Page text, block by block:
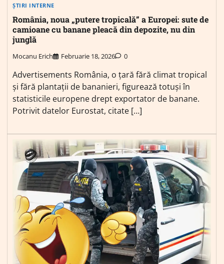
ȘTIRI INTERNE
România, noua „putere tropicală” a Europei: sute de
camioane cu banane pleacă din depozite, nu din
junglă
Mocanu Erich Februarie 18, 2026 0
Advertisements România, o țară fără climat tropical
și fără plantații de bananieri, figurează totuși în
statisticile europene drept exportator de banane.
Potrivit datelor Eurostat, citate […]